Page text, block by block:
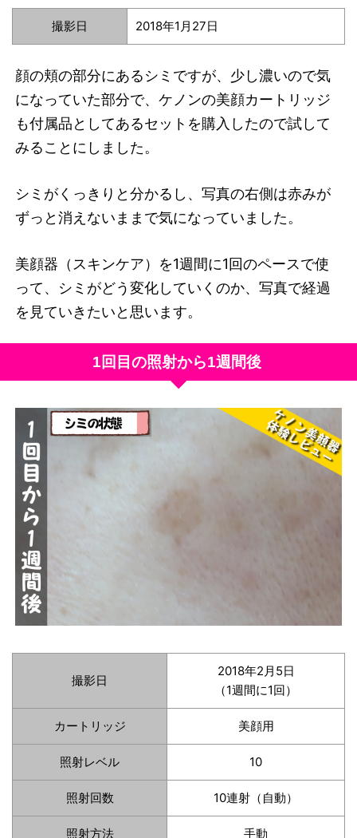
撮影日 2018年1月27日
顔の頬の部分にあるシミですが、少し濃いので気
になっていた部分で、ケノンの美顔カートリッジ
も付属品としてあるセットを購入したので試して
みることにしました。
シミがくっきりと分かるし、写真の右側は赤みが
ずっと消えないままで気になっていました。
美顔器（スキンケア）を1週間に1回のペースで使
って、シミがどう変化していくのか、写真で経過
を見ていきたいと思います。
1回目の照射から1週間後
撮影日
2018年2月5日
（1週間に1回）
カートリッジ 美顔用
照射レベル 10
照射回数 10連射（自動）
照射方法 手動